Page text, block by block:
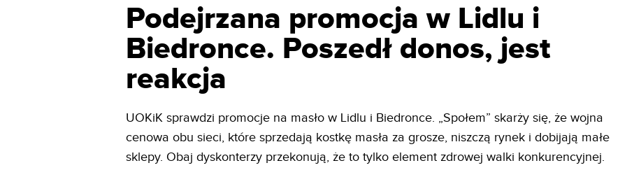
Podejrzana promocja w Lidlu i
Biedronce. Poszedł donos, jest
reakcja
UOKiK sprawdzi promocje na masło w Lidlu i Biedronce. „Społem” skarży się, że wojna
cenowa obu sieci, które sprzedają kostkę masła za grosze, niszczą rynek i dobijają małe
sklepy. Obaj dyskonterzy przekonują, że to tylko element zdrowej walki konkurencyjnej.